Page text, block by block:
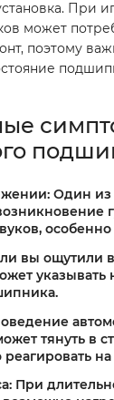
При
может
поэтому
Один из
вы ощутили
тянуть в
При